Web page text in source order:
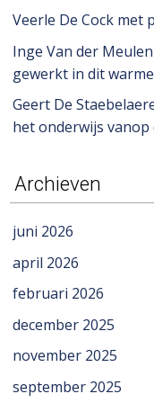
Veerle De Cock met
Inge Van der
gewerkt in dit warme
Geert De
het onderwijs vanop
Archieven
juni 2026
april 2026
februari 2026
december 2025
november 2025
september 2025